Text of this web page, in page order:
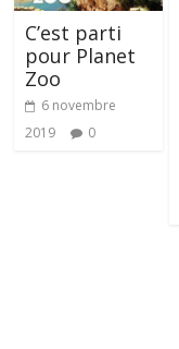
C’est parti
pour Planet
Zoo
6 novembre
2019
0